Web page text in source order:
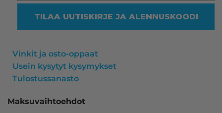
TILAA UUTISKIRJE JA ALENNUSKOODI
Vinkit ja osto-oppaat
Usein kysytyt kysymykset
Tulostussanasto
Maksuvaihtoehdot